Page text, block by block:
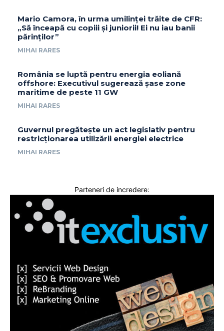
Mario Camora, în urma umilinței trăite de CFR:
„Să înceapă cu copiii și juniorii! Ei nu iau banii
părinților”
MIHAI RARES
România se luptă pentru energia eoliană
offshore: Executivul sugerează șase zone
maritime de peste 11 GW
MIHAI RARES
Guvernul pregătește un act legislativ pentru
restricționarea utilizării energiei electrice
MIHAI RARES
Parteneri de incredere: